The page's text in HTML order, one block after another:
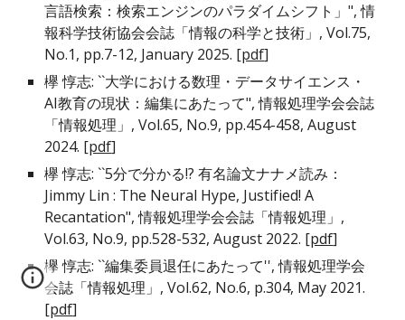
言語検索：検索エンジンのパラダイムシフト」", 情
報科学技術協会会誌「情報の科学と技術」, Vol.75,
No.1, pp.7-12, January 2025. [pdf]
欅 惇志: ``大学における数理・データサイエンス・
AI教育の現状：編集にあたって", 情報処理学会会誌
「情報処理」, Vol.65, No.9, pp.454-458, August
2024. [pdf]
欅 惇志: ``5分で分かる!? 有名論文ナナメ読み：
Jimmy Lin : The Neural Hype, Justified! A
Recantation",情報処理学会会誌「情報処理」,
Vol.63, No.9, pp.528-532,August 2022. [pdf]
欅 惇志: ``編集委員退任にあたって'', 情報処理学会
会誌「情報処理」, Vol.62, No.6, p.304, May 2021.
[pdf]